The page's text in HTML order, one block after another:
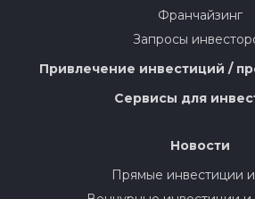
Франчайзинг
Запросы
Привлечение инвестиций /
Сервисы для
Новости
Прямые инвестиции